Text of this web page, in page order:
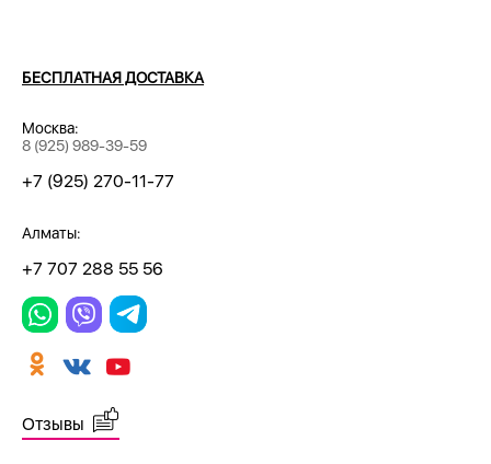
БЕСПЛАТНАЯ ДОСТАВКА
Москва:
8 (925) 989-39-59
+7 (925) 270-11-77
Алматы:
+7 707 288 55 56
Отзывы